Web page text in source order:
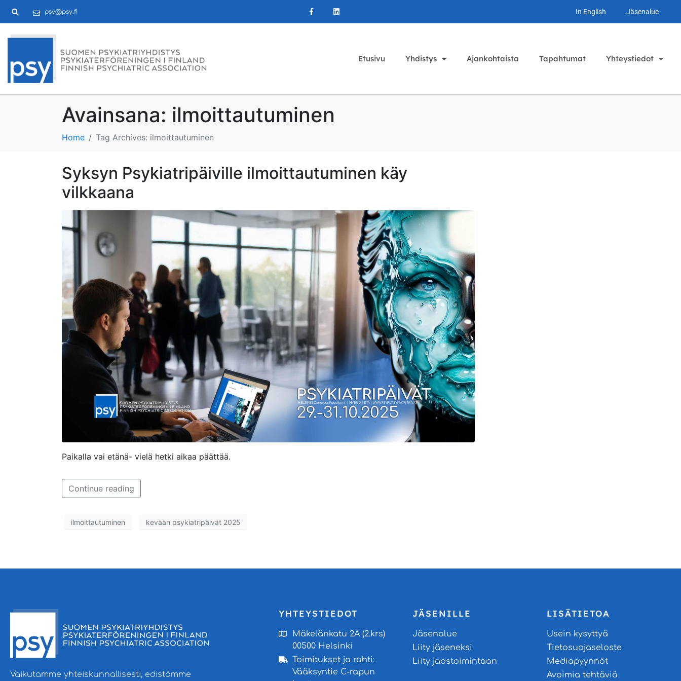
psy@psy.fi In English Jäsenalue
Etusivu Yhdistys Ajankohtaista Tapahtumat Yhteystiedot
Avainsana: ilmoittautuminen
Home Tag Archives: ilmoittautuminen
Syksyn Psykiatripäiville ilmoittautuminen käy
vilkkaana
Paikalla vai etänä- vielä hetki aikaa päättää.
Continue reading
ilmoittautuminen kevään psykiatripäivät 2025
Vaikutamme yhteiskunnallisesti, edistämme
YHTEYSTIEDOT
Mäkelänkatu 2A (2.krs)
00500 Helsinki
Toimitukset ja rahti:
Vääksyntie C-rapun
JÄSENILLE
Jäsenalue
Liity jäseneksi
Liity jaostoimintaan
LISÄTIETOA
Usein kysyttyä
Tietosuojaseloste
Mediapyynnöt
Avoimia tehtäviä